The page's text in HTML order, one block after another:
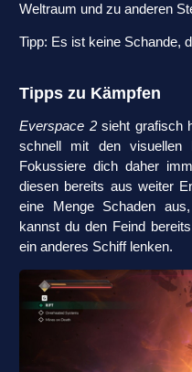
Weltraum und zu anderen
Tipp: Es ist keine Schande,
Tipps zu Kämpfen
Everspace 2sieht grafisch
schnell mit den visuellen
Fokussiere dich daher
diesen bereits aus weiter
eine Menge Schaden
kannst du den Feind
ein anderes Schiff lenken.